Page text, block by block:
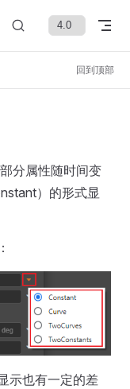
回到顶部
分属性随时间变
）的形式显
示也有一定的差